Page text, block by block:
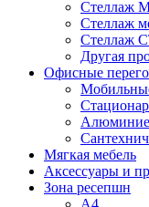
Стеллаж
Стеллаж
Стеллаж
Другая
Офисные
Мягкая мебель
Аксессуары и
Зона ресепшн
А4